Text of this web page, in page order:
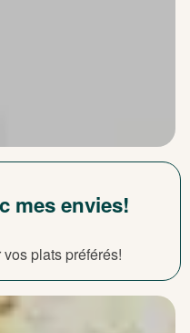
mes envies!
plats préférés!